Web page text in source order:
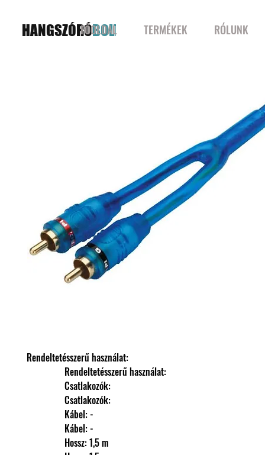
HANGSZÓRÓBOLT
FŐOLDAL TERMÉKEK RÓLUNK
Rendeltetésszerű használat:
                Rendeltetésszerű használat:
                Csatlakozók:
                Csatlakozók:
                Kábel: -
                Kábel: -
                Hossz: 1,5 m